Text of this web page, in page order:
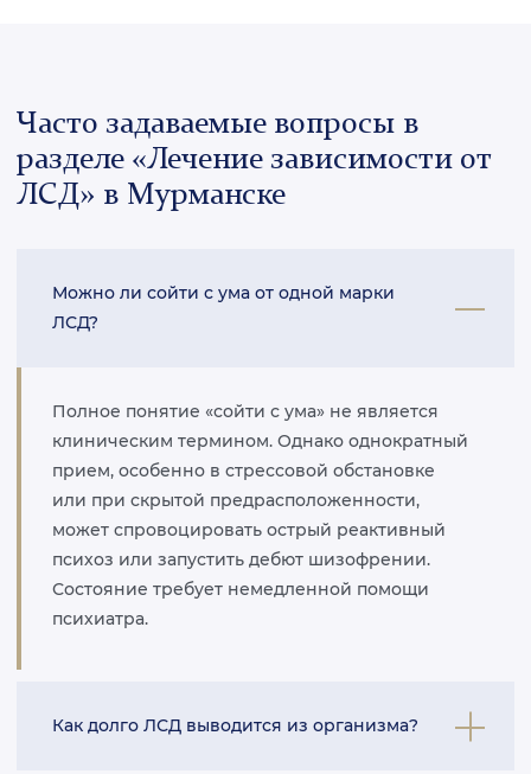
Часто задаваемые вопросы в
разделе «Лечение зависимости от
ЛСД» в Мурманске
Можно ли сойти с ума от одной марки
ЛСД?
Полное понятие «сойти с ума» не является
клиническим термином. Однако однократный
прием, особенно в стрессовой обстановке
или при скрытой предрасположенности,
может спровоцировать острый реактивный
психоз или запустить дебют шизофрении.
Состояние требует немедленной помощи
психиатра.
Как долго ЛСД выводится из организма?